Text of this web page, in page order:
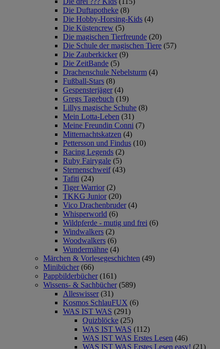
Die Duftapotheke (8)
Die Hobby-Horsing-Kids (4)
Die Küstencrew (5)
Die magischen Tierfreunde (20)
Die Schule der magischen Tiere (57)
Die Zauberkicker (9)
Die ZeitBande (5)
Drachenschule Nebelsturm (4)
Fußball-Stars (8)
Gespensterjäger (4)
Gregs Tagebuch (19)
Lillys magische Schuhe (8)
Mein Lotta-Leben (31)
Meine Freundin Conni (7)
Mitternachtskatzen (4)
Pettersson und Findus (10)
Racing Legends (2)
Ruby Fairygale (5)
Sternenschweif (43)
Tafiti (24)
Tiger Warrior (2)
TKKG Junior (20)
Vico Drachenbruder (4)
Whisperworld (6)
Wildpferde - mutig und frei (6)
Windwalkers (2)
Woodwalkers (6)
Wundermähne (4)
Märchen & Vorlesegeschichten (49)
Minibücher (66)
Pappbilderbücher (161)
Wissens- & Sachbücher (589)
Alleswisser (31)
Kosmos SchlauFUX (6)
WAS IST WAS (291)
Quizblöcke (25)
WAS IST WAS (112)
WAS IST WAS Erstes Lesen (46)
WAS IST WAS Erstes Lesen easy! (21)